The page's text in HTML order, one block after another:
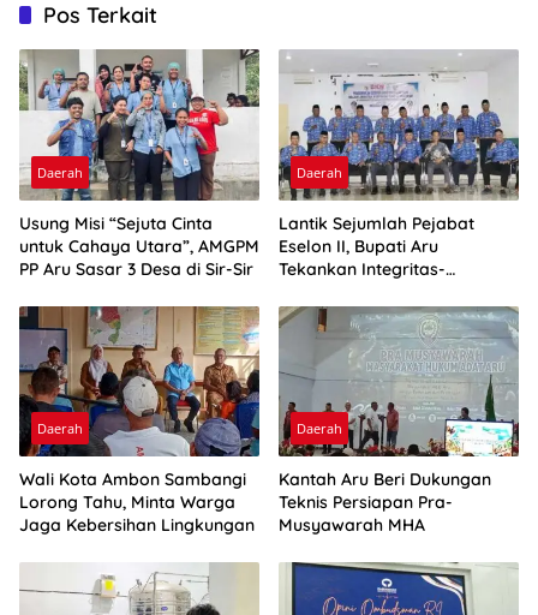
Pos Terkait
Daerah
Usung Misi “Sejuta Cinta
untuk Cahaya Utara”, AMGPM
PP Aru Sasar 3 Desa di Sir-Sir
Daerah
Lantik Sejumlah Pejabat
Eselon II, Bupati Aru
Tekankan Integritas-
Daerah
Wali Kota Ambon Sambangi
Lorong Tahu, Minta Warga
Jaga Kebersihan Lingkungan
Daerah
Kantah Aru Beri Dukungan
Teknis Persiapan Pra-
Musyawarah MHA